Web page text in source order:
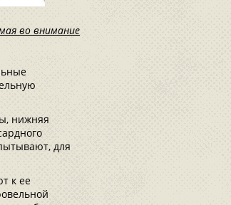
во внимание
нижняя
для
к ее